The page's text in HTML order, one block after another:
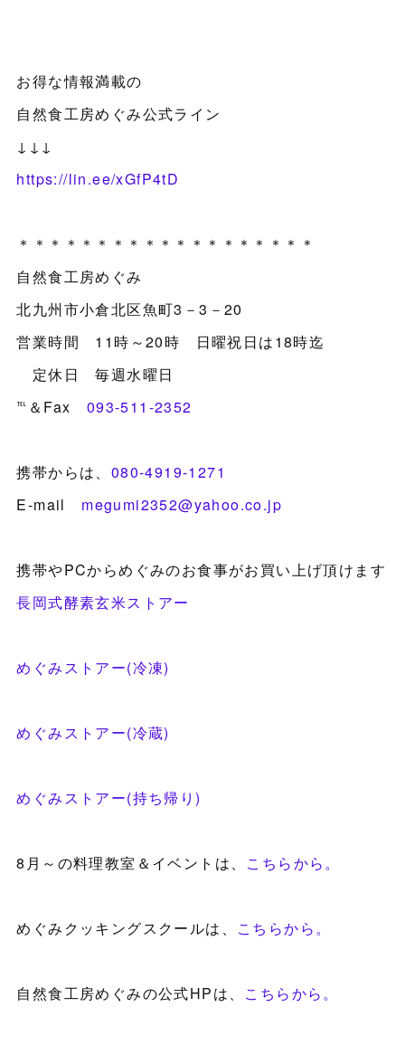
お得な情報満載の
自然食工房めぐみ公式ライン
↓↓↓
https://lin.ee/xGfP4tD
＊＊＊＊＊＊＊＊＊＊＊＊＊＊＊＊＊＊＊
自然食工房めぐみ
北九州市小倉北区魚町3－3－20
営業時間 11時～20時 日曜祝日は18時迄
定休日 毎週水曜日
℡＆Fax 093-511-2352
携帯からは、 080-4919-1271
E-mail megumi2352@yahoo.co.jp
携帯やPCからめぐみのお食事がお買い上げ頂けます
長岡式酵素玄米ストアー
めぐみストアー(冷凍)
めぐみストアー(冷蔵)
めぐみストアー(持ち帰り)
8月～の料理教室＆イベントは、 こちらから。
めぐみクッキングスクールは、 こちらから。
自然食工房めぐみの公式HPは、 こちらから。